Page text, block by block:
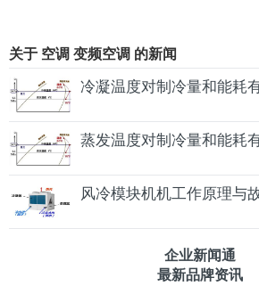
关于 空调 变频空调 的新闻
冷凝温度对制冷量和能耗
蒸发温度对制冷量和能耗
风冷模块机机工作原理与
企业新闻通
最新品牌资讯